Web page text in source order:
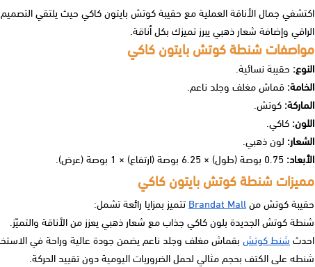
اكتشفي جمال الأناقة العملية مع حقيبة كوتش بايتون كاكي حيث يلتقي
الراقي وإضافة شعار ذهبي يبرز تميزك بكل أناقة.
مواصفات شنطة كوتش بايتون كاكي
النوع: حقيبة نسائية.
الخامة: قماش مغلف وجلد ناعم.
الماركة: كوتش.
اللون: كاكي.
الشعار: لون ذهبي.
الأبعاد: 0.75 بوصة (طول) × 6.25 بوصة (ارتفاع) × 1 بوصة (عرض).
مميزات شنطة كوتش بايتون كاكي
حقيبة كوتش منBrandat Mall تتميز بمزايا رائعة تشمل:
شنطة كوتش الجديدة بلون كاكي جذاب مع شعار ذهبي يعزز من الأناقة والتميّز.
احدث شنط كوتش بقماش مغلف وجلد ناعم يضمن جودة عالية وراحة في
شنطه على الكتف بحجم مثالي لحمل الضروريات اليومية دون تقييد الحركة.